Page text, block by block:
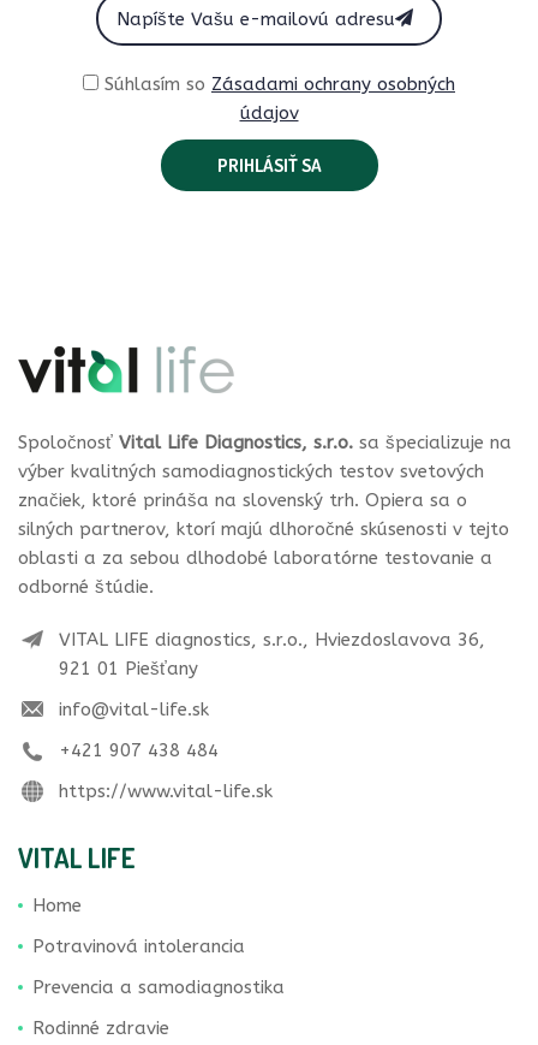
Súhlasím so Zásadami ochrany osobných
údajov
Spoločnosť Vital Life Diagnostics, s.r.o. sa špecializuje na
výber kvalitných samodiagnostických testov svetových
značiek, ktoré prináša na slovenský trh. Opiera sa o
silných partnerov, ktorí majú dlhoročné skúsenosti v tejto
oblasti a za sebou dlhodobé laboratórne testovanie a
odborné štúdie.
VITAL LIFE diagnostics, s.r.o., Hviezdoslavova 36,
921 01 Piešťany
info@vital-life.sk
+421 907 438 484
https://www.vital-life.sk
VITAL LIFE
Home
Potravinová intolerancia
Prevencia a samodiagnostika
Rodinné zdravie